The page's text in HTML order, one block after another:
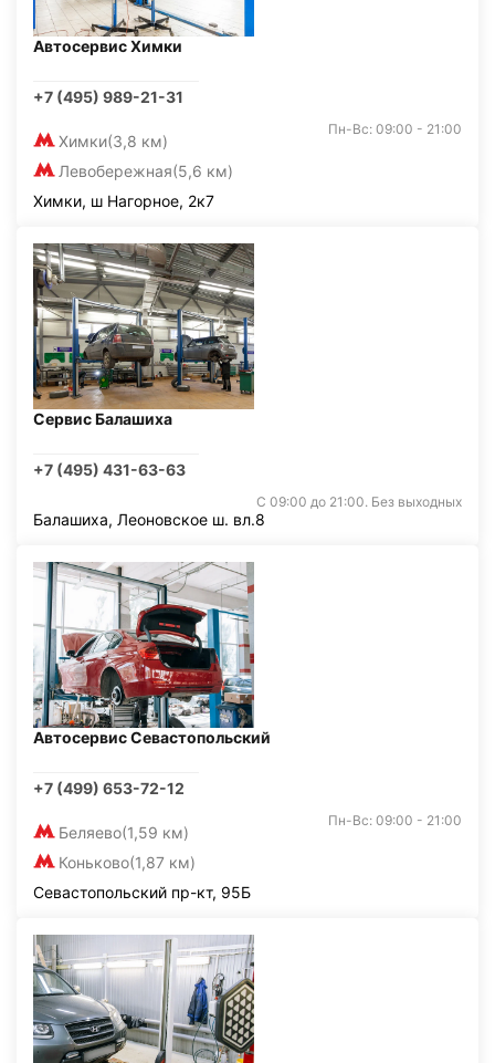
Автосервис Химки
+7 (495) 989-21-31
Химки(3,8 км)
Левобережная(5,6 км)
Пн-Вс: 09:00 - 21:00
Химки, ш Нагорное, 2к7
Сервис Балашиха
+7 (495) 431-63-63
С 09:00 до 21:00. Без выходных
Балашиха, Леоновское ш. вл.8
Автосервис Севастопольский
+7 (499) 653-72-12
Беляево(1,59 км)
Коньково(1,87 км)
Пн-Вс: 09:00 - 21:00
Севастопольский пр-кт, 95Б